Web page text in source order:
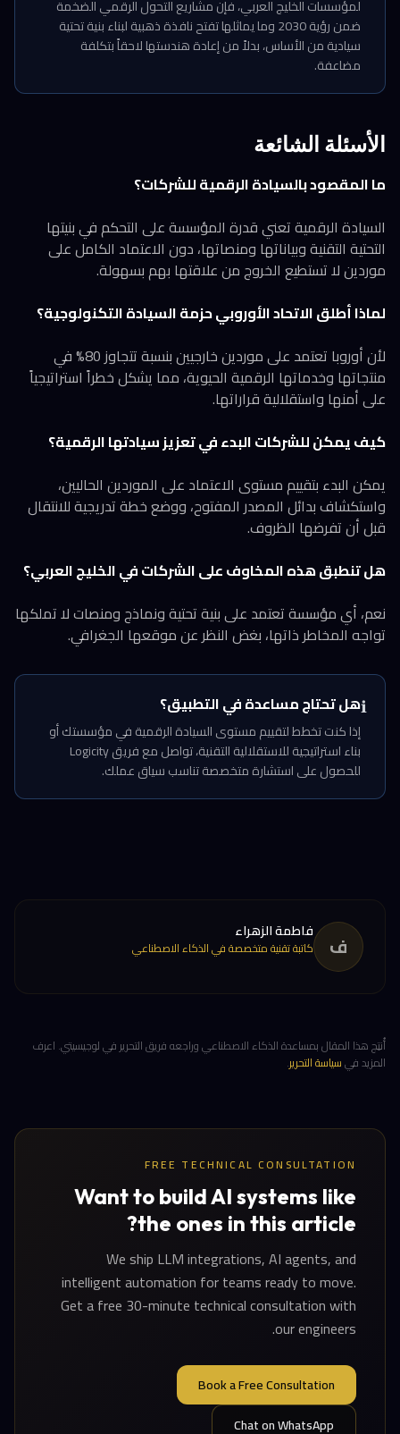
لمؤسسات الخليج العربي، فإن مشاريع التحول الرقمي الضخمة
ضمن رؤية 2030 وما يماثلها تفتح نافذة ذهبية لبناء بنية تحتية
سيادية من الأساس، بدلاً من إعادة هندستها لاحقاً بتكلفة
مضاعفة.
الأسئلة الشائعة
ما المقصود بالسيادة الرقمية للشركات؟
السيادة الرقمية تعني قدرة المؤسسة على التحكم في بنيتها
التحتية التقنية وبياناتها ومنصاتها، دون الاعتماد الكامل على
موردين لا تستطيع الخروج من علاقتها بهم بسهولة.
لماذا أطلق الاتحاد الأوروبي حزمة السيادة التكنولوجية؟
لأن أوروبا تعتمد على موردين خارجيين بنسبة تتجاوز 80% في
منتجاتها وخدماتها الرقمية الحيوية، مما يشكل خطراً استراتيجياً
على أمنها واستقلالية قراراتها.
كيف يمكن للشركات البدء في تعزيز سيادتها الرقمية؟
يمكن البدء بتقييم مستوى الاعتماد على الموردين الحاليين،
واستكشاف بدائل المصدر المفتوح، ووضع خطة تدريجية للانتقال
قبل أن تفرضها الظروف.
هل تنطبق هذه المخاوف على الشركات في الخليج العربي؟
نعم، أي مؤسسة تعتمد على بنية تحتية ونماذج ومنصات لا تملكها
تواجه المخاطر ذاتها، بغض النظر عن موقعها الجغرافي.
ℹ️هل تحتاج مساعدة في التطبيق؟
إذا كنت تخطط لتقييم مستوى السيادة الرقمية في مؤسستك أو
بناء استراتيجية للاستقلالية التقنية، تواصل مع فريق Logicity
للحصول على استشارة متخصصة تناسب سياق عملك.
ف فاطمة الزهراء
كاتبة تقنية متخصصة في الذكاء الاصطناعي
أُنتِج هذا المقال بمساعدة الذكاء الاصطناعي وراجعه فريق التحرير في لوجيسيتي. اعرف
المزيد فيسياسة التحرير.
FREE TECHNICAL CONSULTATION
Want to build AI systems like
the ones in this article?
We ship LLM integrations, AI agents, and
intelligent automation for teams ready to move.
Get a free 30-minute technical consultation with
our engineers.
Book a Free Consultation
Chat on WhatsApp